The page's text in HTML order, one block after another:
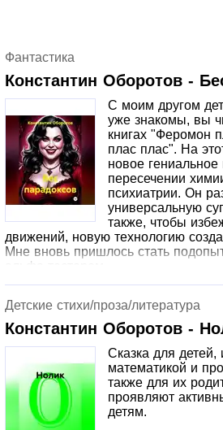
Фантастика
Константин Оборотов -
С моим другом
уже знакомы, вы
книгах "Феромон
плас плас". На
новое гениальное
пересечении
психиатрии. Он
универсальную
также, чтобы
движений, новую технологию
Мне вновь пришлось стать
альфа-тестером.
Детские стихи/проза/литература
Константин Оборотов -
Сказка для
математикой и
также для их
проявляют
детям.